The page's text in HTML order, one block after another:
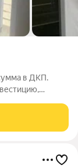
в ДКП.